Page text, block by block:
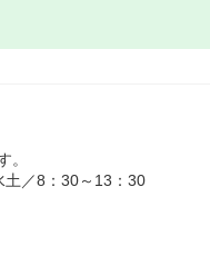
。
土／8：30～13：30